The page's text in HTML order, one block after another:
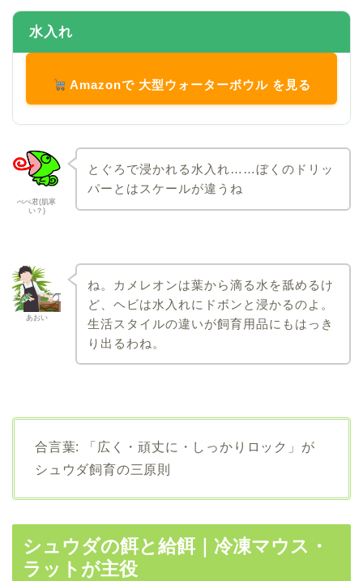
水入れ
Amazonで 大型ウォーターボウル を見る
ぺぺ君(肌寒
い？)
とぐろで浸かれる水入れ……ぼくのドリッ
パーとはスケールが違うね
あおい
ね。カメレオンは葉から滴る水を舐めるけ
ど、ヘビは水入れにドボンと浸かるのよ。
生活スタイルの違いが飼育用品にもはっき
り出るわね。
合言葉: 「広く・頑丈に・しっかりロック」が
シュウダ飼育の三原則
シュウダの餌と給餌｜冷凍マウス・
ラットが主役